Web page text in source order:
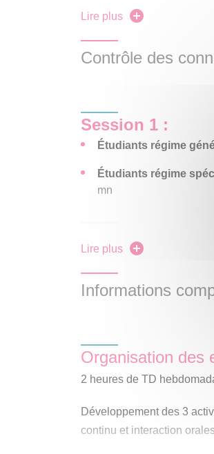
la communication
Lire plus
Contrôle des
Session 1 :
Étudiants régime
Étudiants régime
mn
Étudiants régime général
de langue (mutualisé
Lire plus
Informations
Organisation des
2 heures de TD
Développement des 3
continu et interaction